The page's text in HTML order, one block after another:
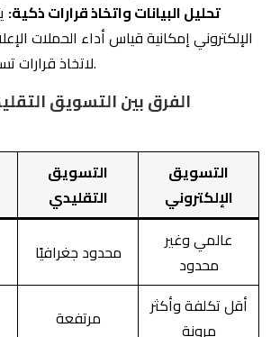
الفرق بين التسويق
التقليدي
الإلكتروني
محدود جغرافيًا
عالمي وغير
محدود
أقل تكلفة وأكثر
مرونة
مباشر وفوري